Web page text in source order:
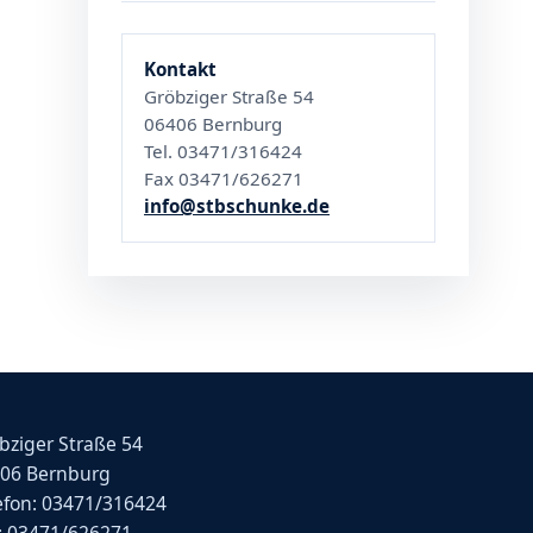
Kontakt
Gröbziger Straße 54
06406 Bernburg
Tel. 03471/316424
Fax 03471/626271
info@stbschunke.de
Straße 54
Bernburg
03471/316424